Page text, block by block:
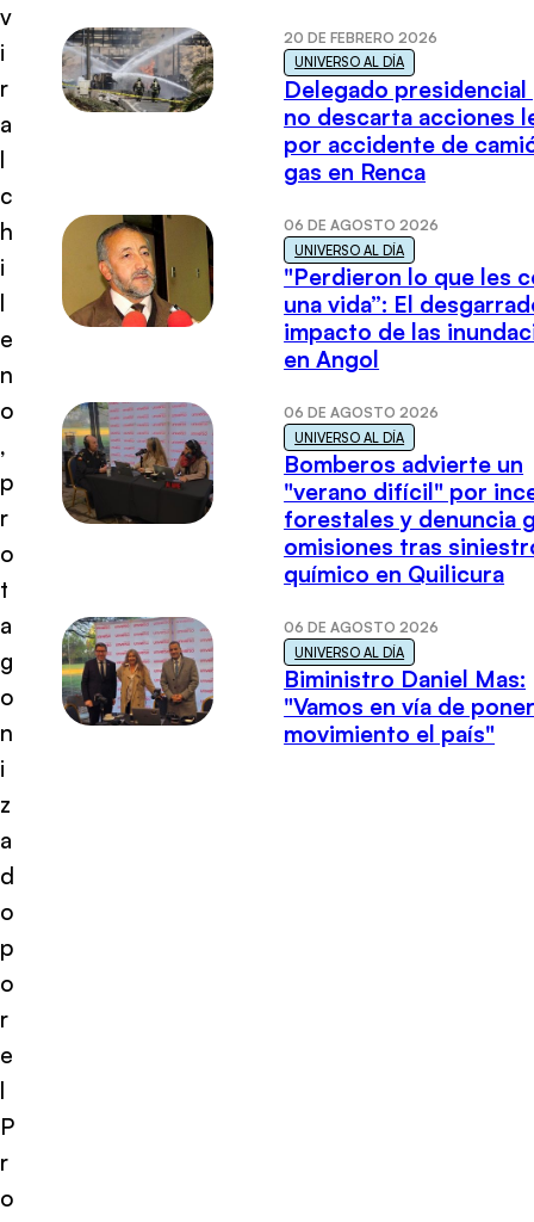
v
i
r
a
l
c
h
i
l
e
n
o
,
p
r
o
t
a
g
o
n
i
z
a
d
o
p
o
r
e
l
P
r
o
20 DE FEBRERO 2026
UNIVERSO AL DÍA
Delegado presidencial
no descarta acciones
por accidente de
gas en Renca
06 DE AGOSTO 2026
UNIVERSO AL DÍA
"Perdieron lo que les
una vida”: El
impacto de las
en Angol
06 DE AGOSTO 2026
UNIVERSO AL DÍA
Bomberos advierte un
"verano difícil" por
forestales y denuncia
omisiones tras
químico en Quilicura
06 DE AGOSTO 2026
UNIVERSO AL DÍA
Biministro Daniel Mas:
"Vamos en vía de
movimiento el país"